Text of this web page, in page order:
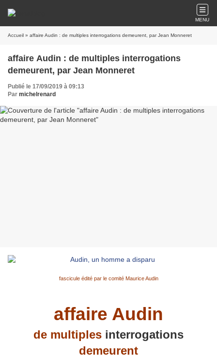
MENU
Accueil » affaire Audin : de multiples interrogations demeurent, par Jean Monneret
affaire Audin : de multiples interrogations
demeurent, par Jean Monneret
Publié le 17/09/2019 à 09:13
Par michelrenard
fascicule édité par le comité Maurice Audin
affaire Audin
de multiples interrogations
demeurent